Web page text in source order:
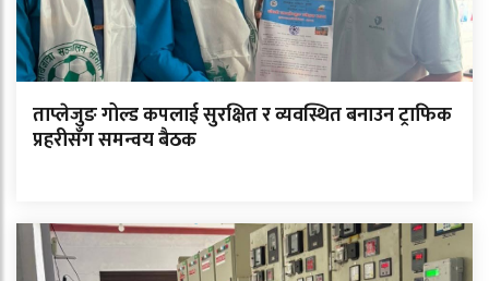
ताप्लेजुङ गोल्ड कपलाई सुरक्षित र व्यवस्थित बनाउन ट्राफिक
प्रहरीसँग समन्वय बैठक